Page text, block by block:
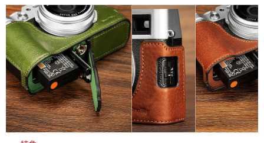
權轉讓予恩沛科技股份有限公司。
２．關於個人資料處理事宜，請瀏覽以下網址：
https://aftee.tw/terms/#terms3
３．未成年的使用者請事先徵得法定代理人或監護人之同意方可使用
「AFTEE先享後付」，若未經同意申辦者引起之損失，本公司不負相關責
任。
４．使用「AFTEE先享後付」時，將依據個別帳號之用戶狀況，依本公司即
時審查核予不同之上限額度；若仍有額度不足之情形，本公司將視審查結果
請求用戶進行身份認證。
５．嚴禁一人註冊多個帳號或使用他人資訊註冊。若發現惡意使用之情形，
恩沛科技股份有限公司將有權停止該用戶之使用額度並採取法律行動。